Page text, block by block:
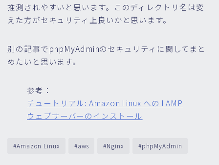
推測されやすいと思います。このディレクトリ名は変
えた方がセキュリティ上良いかと思います。
別の記事でphpMyAdminのセキュリティに関してまと
めたいと思います。
参考：
チュートリアル: Amazon Linux への LAMP
ウェブサーバーのインストール
#Amazon Linux #aws #Nginx #phpMyAdmin